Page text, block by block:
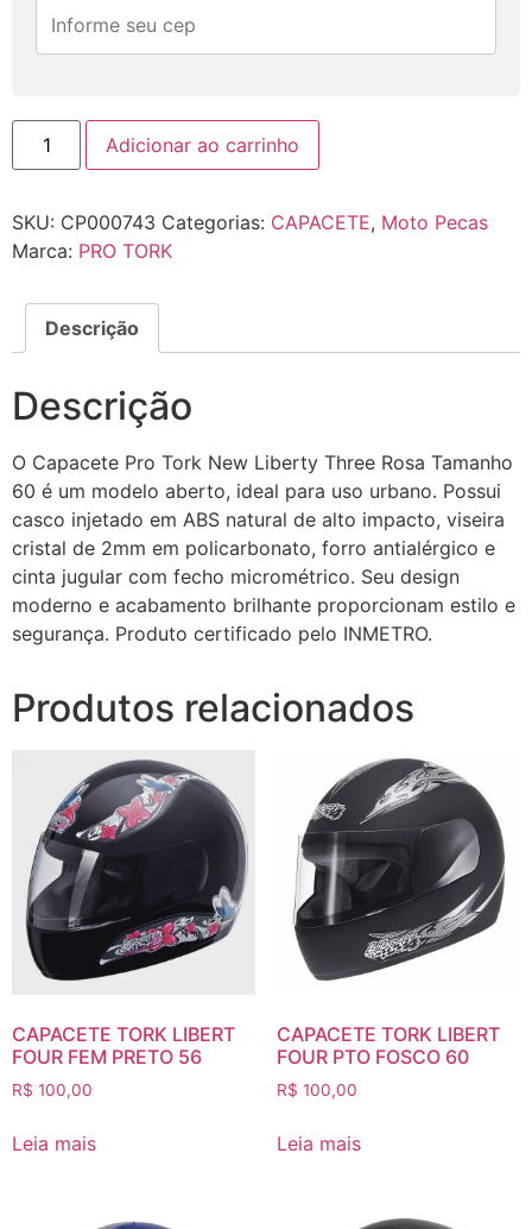
Adicionar ao carrinho
SKU: CP000743 Categorias: CAPACETE, Moto Pecas
Marca: PRO TORK
Descrição
Descrição
O Capacete Pro Tork New Liberty Three Rosa Tamanho
60 é um modelo aberto, ideal para uso urbano. Possui
casco injetado em ABS natural de alto impacto, viseira
cristal de 2mm em policarbonato, forro antialérgico e
cinta jugular com fecho micrométrico. Seu design
moderno e acabamento brilhante proporcionam estilo e
segurança. Produto certificado pelo INMETRO.
Produtos relacionados
CAPACETE TORK LIBERT
FOUR FEM PRETO 56
R$ 100,00
Leia mais
CAPACETE TORK LIBERT
FOUR PTO FOSCO 60
R$ 100,00
Leia mais